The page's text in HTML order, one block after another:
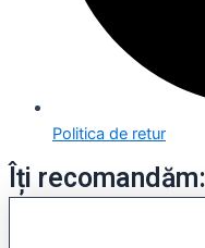
Politica de retur
Îți recomandăm: